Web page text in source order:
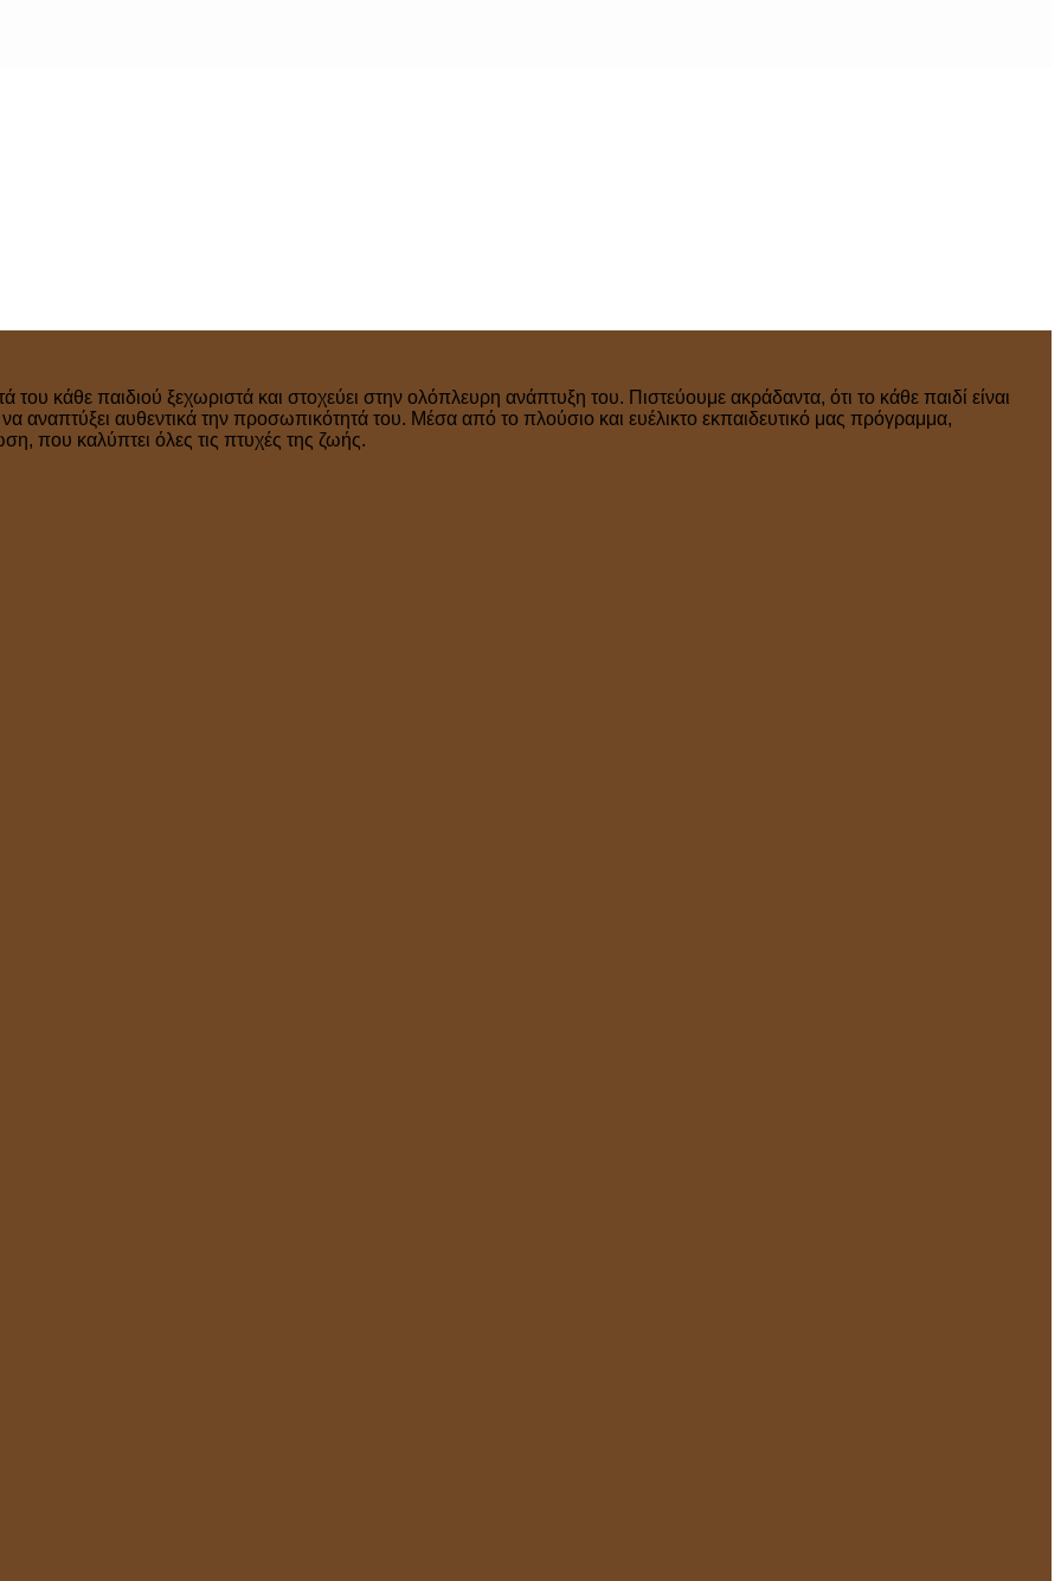
του κάθε παιδιού ξεχωριστά και στοχεύει στην ολόπλευρη ανάπτυξη του. Πιστεύουμε ακράδαντα, ότι το κάθε παιδί είναι
αναπτύξει αυθεντικά την προσωπικότητά του. Μέσα από το πλούσιο και ευέλικτο εκπαιδευτικό μας πρόγραμμα,
που καλύπτει όλες τις πτυχές της ζωής.